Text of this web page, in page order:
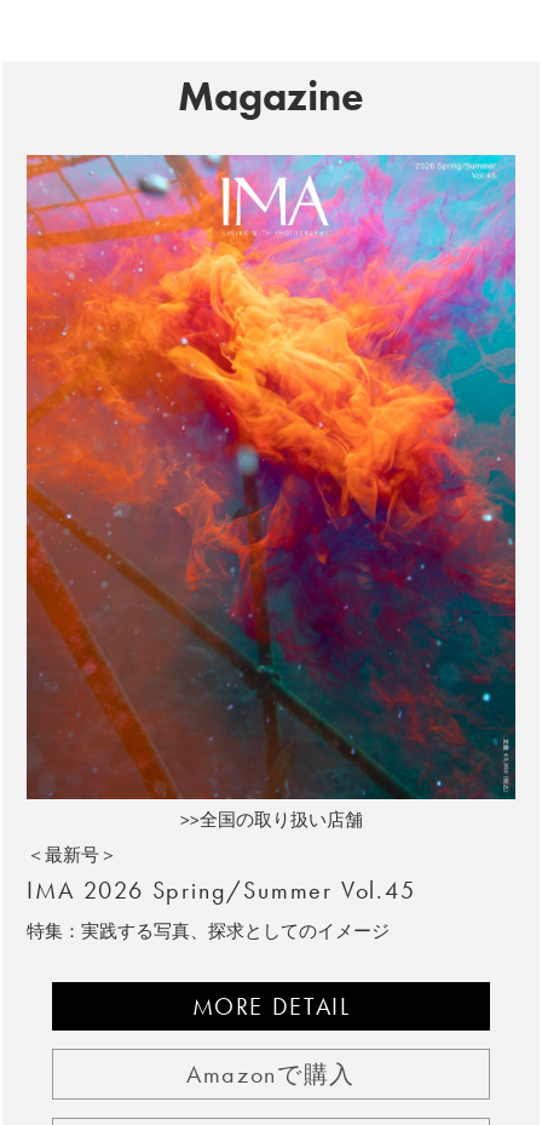
Magazine
>>全国の取り扱い店舗
＜最新号＞
IMA 2026 Spring/Summer Vol.45
特集：実践する写真、探求としてのイメージ
MORE DETAIL
Amazonで購入